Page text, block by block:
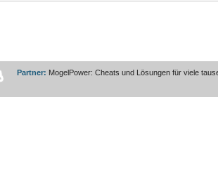
Partner: MogelPower: Cheats und Lösungen für viele